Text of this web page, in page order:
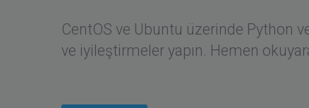
CentOS ve Ubuntu üzerinde Python
ve iyileştirmeler yapın. Hemen